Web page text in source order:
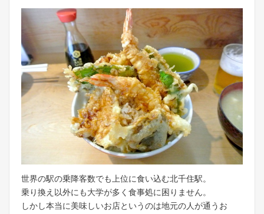
世界の駅の乗降客数でも上位に食い込む北千住駅。
乗り換え以外にも大学が多く食事処に困りません。
しかし本当に美味しいお店というのは地元の人が通うお